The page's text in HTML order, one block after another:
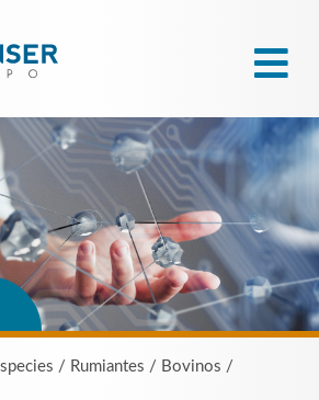
/ Rumiantes / Bovinos /